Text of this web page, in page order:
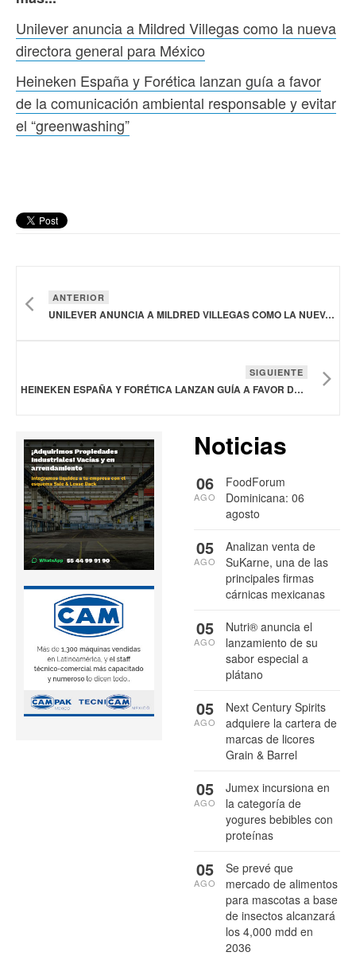
Unilever anuncia a Mildred Villegas como la nueva
directora general para México
Heineken España y Forética lanzan guía a favor
de la comunicación ambiental responsable y evitar
el “greenwashing”
ANTERIOR
UNILEVER ANUNCIA A MILDRED VILLEGAS COMO LA NUEVA DIRECTORA GENERAL PARA MÉXICO
SIGUIENTE
HEINEKEN ESPAÑA Y FORÉTICA LANZAN GUÍA A FAVOR DE LA COMUNICACIÓN AMBIENTAL RESPONSABLE Y EVITAR EL “GREENWASHING”
Noticias
FoodForum
Dominicana: 06
agosto
06
AGO
Analizan venta de
SuKarne, una de las
principales firmas
cárnicas mexicanas
05
AGO
Nutri® anuncia el
lanzamiento de su
sabor especial a
plátano
05
AGO
Next Century Spirits
adquiere la cartera de
marcas de licores
Grain & Barrel
05
AGO
Jumex incursiona en
la categoría de
yogures bebibles con
proteínas
05
AGO
Se prevé que
mercado de alimentos
para mascotas a base
de insectos alcanzará
los 4,000 mdd en
2036
05
AGO